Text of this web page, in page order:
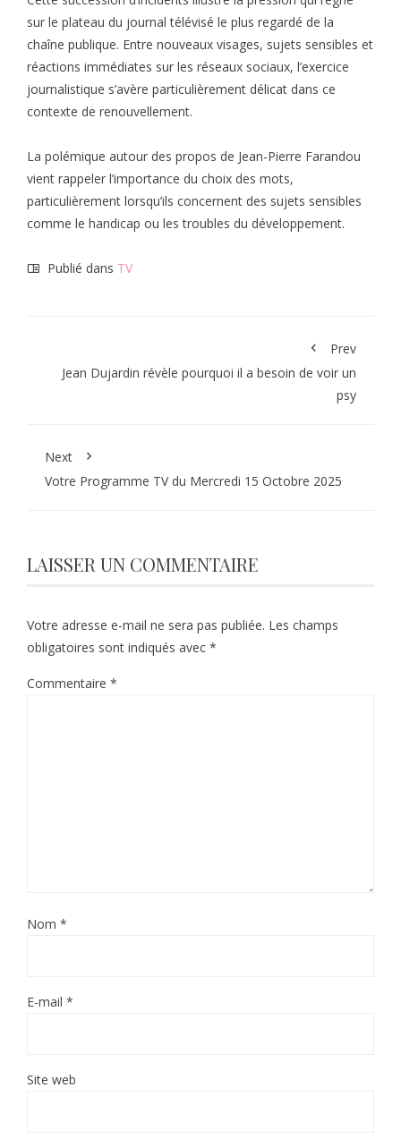
sur le plateau du journal télévisé le plus regardé de la
chaîne publique. Entre nouveaux visages, sujets sensibles et
réactions immédiates sur les réseaux sociaux, l’exercice
journalistique s’avère particulièrement délicat dans ce
contexte de renouvellement.
La polémique autour des propos de Jean-Pierre Farandou
vient rappeler l’importance du choix des mots,
particulièrement lorsqu’ils concernent des sujets sensibles
comme le handicap ou les troubles du développement.
Publié dans TV
Prev
Jean Dujardin révèle pourquoi il a besoin de voir un
psy
Next
Votre Programme TV du Mercredi 15 Octobre 2025
LAISSER UN COMMENTAIRE
Votre adresse e-mail ne sera pas publiée. Les champs
obligatoires sont indiqués avec *
Commentaire *
Nom *
E-mail *
Site web